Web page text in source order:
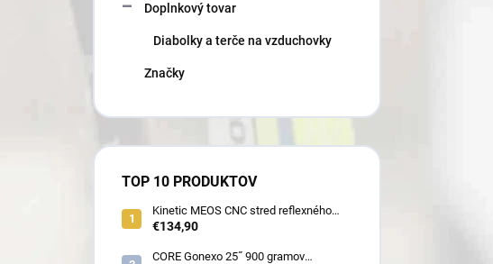
Doplnkový tovar
Diabolky a terče na vzduchovky
Značky
TOP 10 PRODUKTOV
Kinetic MEOS CNC stred reflexného
luku 21˝ pre deti 900 gramov
€134,90
CORE Gonexo 25˝ 900 gramov